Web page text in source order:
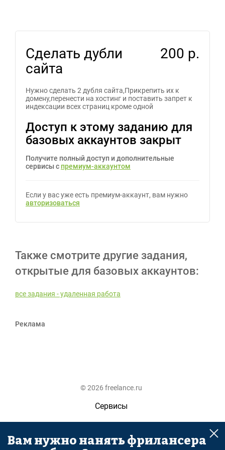
Сделать дубли
сайта
200 р.
Нужно сделать 2 дубля сайта,Прикрепить их к
домену,перенести на хостинг и поставить запрет к
индексации всех страниц кроме одной
Доступ к этому заданию для
базовых аккаунтов закрыт
Получите полный доступ и дополнительные
сервисы с премиум-аккаунтом
Если у вас уже есть премиум-аккаунт, вам нужно
авторизоваться
Также смотрите другие задания,
открытые для базовых аккаунтов:
все задания - удаленная работа
Реклама
© 2026 freelance.ru
Сервисы
Помощь
Поиск
Вам нужно нанять фрилансера